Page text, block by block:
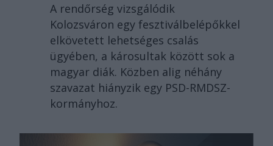
A rendőrség vizsgálódik
Kolozsváron egy fesztiválbelépőkkel
elkövetett lehetséges csalás
ügyében, a károsultak között sok a
magyar diák. Közben alig néhány
szavazat hiányzik egy PSD-RMDSZ-
kormányhoz.